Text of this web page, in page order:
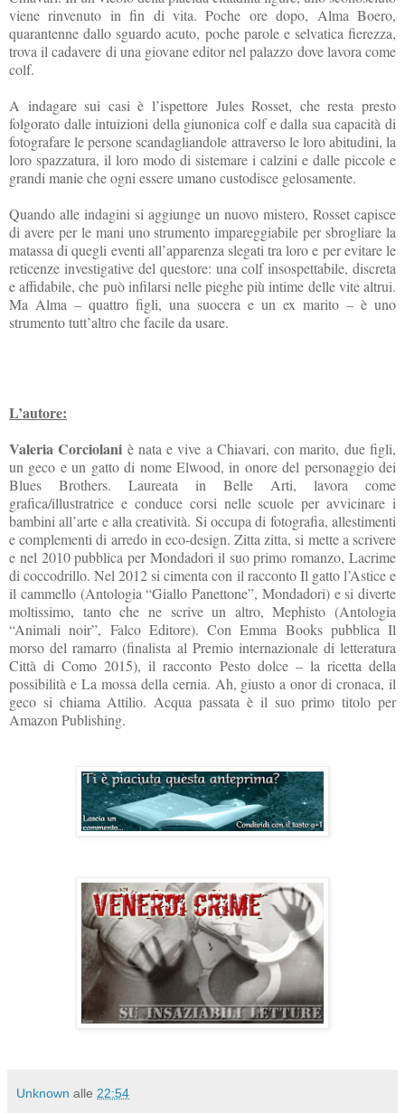
viene rinvenuto in fin di vita. Poche ore dopo, Alma Boero,
quarantenne dallo sguardo acuto, poche parole e selvatica fierezza,
trova il cadavere di una giovane editor nel palazzo dove lavora come
colf.
A indagare sui casi è l’ispettore Jules Rosset, che resta presto
folgorato dalle intuizioni della giunonica colf e dalla sua capacità di
fotografare le persone scandagliandole attraverso le loro abitudini, la
loro spazzatura, il loro modo di sistemare i calzini e dalle piccole e
grandi manie che ogni essere umano custodisce gelosamente.
Quando alle indagini si aggiunge un nuovo mistero, Rosset capisce
di avere per le mani uno strumento impareggiabile per sbrogliare la
matassa di quegli eventi all’apparenza slegati tra loro e per evitare le
reticenze investigative del questore: una colf insospettabile, discreta
e affidabile, che può infilarsi nelle pieghe più intime delle vite altrui.
Ma Alma – quattro figli, una suocera e un ex marito – è uno
strumento tutt’altro che facile da usare.
L’autore:
Valeria Corciolani è nata e vive a Chiavari, con marito, due figli,
un geco e un gatto di nome Elwood, in onore del personaggio dei
Blues Brothers. Laureata in Belle Arti, lavora come
grafica/illustratrice e conduce corsi nelle scuole per avvicinare i
bambini all’arte e alla creatività. Si occupa di fotografia, allestimenti
e complementi di arredo in eco-design. Zitta zitta, si mette a scrivere
e nel 2010 pubblica per Mondadori il suo primo romanzo, Lacrime
di coccodrillo. Nel 2012 si cimenta con il racconto Il gatto l’Astice e
il cammello (Antologia “Giallo Panettone”, Mondadori) e si diverte
moltissimo, tanto che ne scrive un altro, Mephisto (Antologia
“Animali noir”, Falco Editore). Con Emma Books pubblica Il
morso del ramarro (finalista al Premio internazionale di letteratura
Città di Como 2015), il racconto Pesto dolce – la ricetta della
possibilità e La mossa della cernia. Ah, giusto a onor di cronaca, il
geco si chiama Attilio. Acqua passata è il suo primo titolo per
Amazon Publishing.
Unknown alle 22:54